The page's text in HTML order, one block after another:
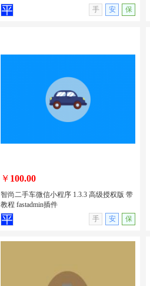
无演示
KPI绩效考核系统 1.0.0 高级授权版 带文
档 fastadmin插件
无演示
手
安 保
￥ 100.00
智尚二手车微信小程序 1.3.3 高级授权版 带
教程 fastadmin插件
手
安 保